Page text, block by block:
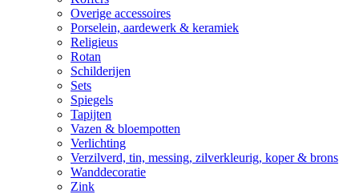
Overige accessoires
Porselein, aardewerk & keramiek
Religieus
Rotan
Schilderijen
Sets
Spiegels
Tapijten
Vazen & bloempotten
Verlichting
Verzilverd, tin, messing, zilverkleurig, koper & brons
Wanddecoratie
Zink